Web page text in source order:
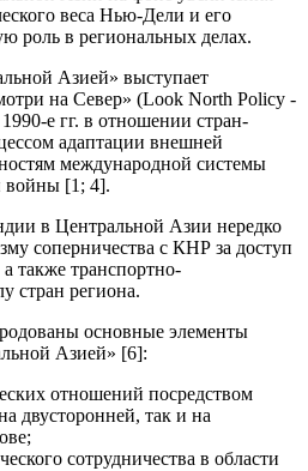
веса Нью-Дели и его
роль в региональных делах.
Азией» выступает
на Север» (Look North Policy -
е гг. в отношении стран-
адаптации внешней
международной системы
войны [1; 4].
в Центральной Азии нередко
соперничества с КНР за доступ
также транспортно-
стран региона.
основные элементы
Азией» [6]:
отношений посредством
двусторонней, так и на
сотрудничества в области